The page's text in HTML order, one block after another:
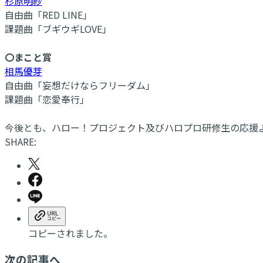
自由曲「RED LINE」
課題曲「ブギウギLOVE」
〇まこと賞
相馬優芽
自由曲「妄想だけならフリーダム」
課題曲「恋愛奉行」
今後とも、ハロー！プロジェクト及びハロプロ研修生の応援
SHARE:
コピーされました。
次の記事へ